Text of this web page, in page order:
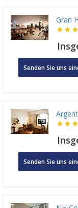
Gran
Senden Sie uns
Senden Sie uns